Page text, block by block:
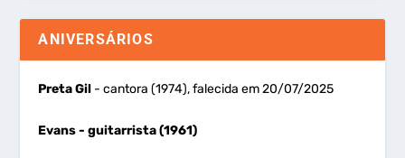
ANIVERSÁRIOS
Preta Gil - cantora (1974), falecida em 20/07/2025
Evans- guitarrista (1961)